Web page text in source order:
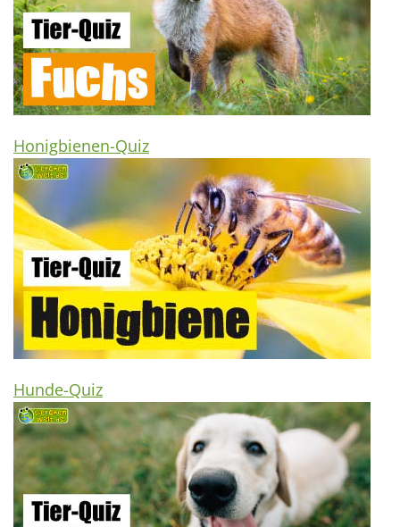
Honigbienen-Quiz
Hunde-Quiz